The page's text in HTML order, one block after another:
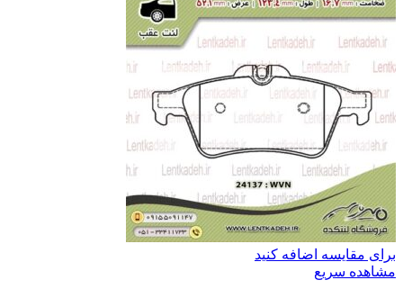
برای مقایسه اضافه کنید
مشاهده سریع